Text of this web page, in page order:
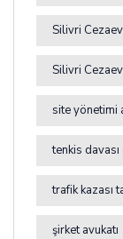
Silivri
Silivri
site yönetimi
tenkis
trafik kazası
şirket avukatı